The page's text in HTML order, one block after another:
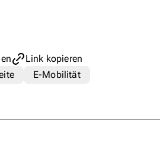
Link kopieren
E-Mobilität